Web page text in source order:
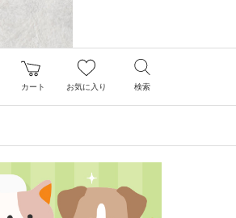
カート お気に入り 検索